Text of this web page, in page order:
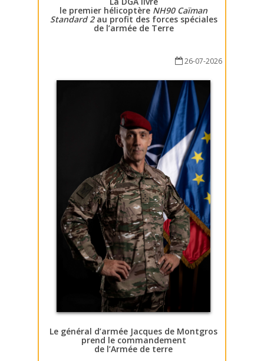
le premier hélicoptère NH90 Caïman
Standard 2au profit des forces spéciales
de l’armée de Terre
26-07-2026
Le général d’armée Jacques de Montgros
prend le commandement
de l’Armée de terre